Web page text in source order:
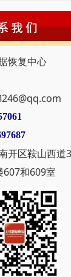
恢复中心
开区鞍山西道
607和609室